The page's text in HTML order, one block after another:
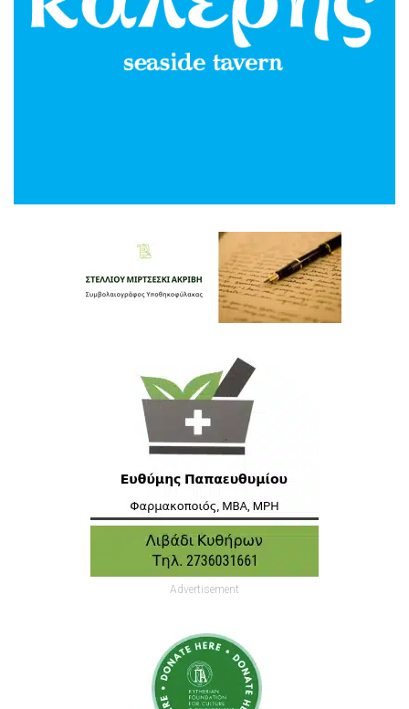
Advertisement